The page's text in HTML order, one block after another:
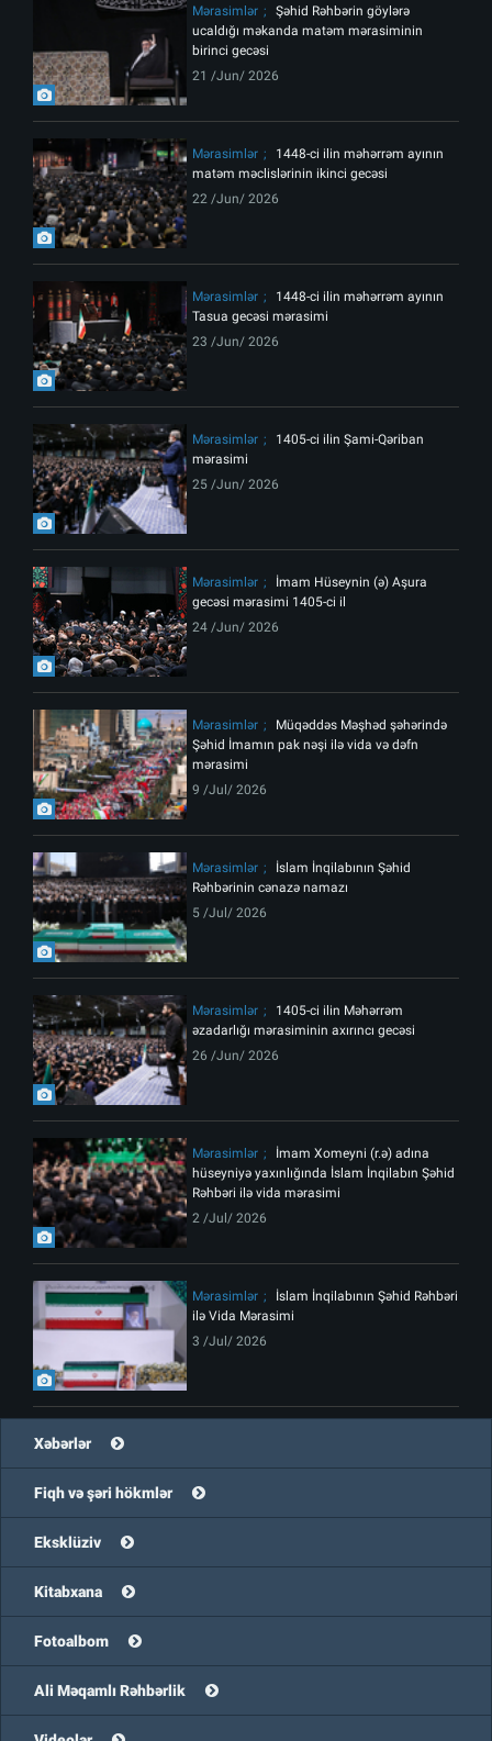
Mərasimlər
Şəhid Rəhbərin göylərə
ucaldığı məkanda matəm mərasiminin
birinci gecəsi
21 /Jun/ 2026
Mərasimlər
1448-ci ilin məhərrəm ayının
matəm məclislərinin ikinci gecəsi
22 /Jun/ 2026
Mərasimlər
1448-ci ilin məhərrəm ayının
Tasua gecəsi mərasimi
23 /Jun/ 2026
Mərasimlər
1405-ci ilin Şami-Qəriban
mərasimi
25 /Jun/ 2026
Mərasimlər
İmam Hüseynin (ə) Aşura
gecəsi mərasimi 1405-ci il
24 /Jun/ 2026
Mərasimlər
Müqəddəs Məşhəd şəhərində
Şəhid İmamın pak nəşi ilə vida və dəfn
mərasimi
9 /Jul/ 2026
Mərasimlər
İslam İnqilabının Şəhid
Rəhbərinin cənazə namazı
5 /Jul/ 2026
Mərasimlər
1405-ci ilin Məhərrəm
əzadarlığı mərasiminin axırıncı gecəsi
26 /Jun/ 2026
Mərasimlər
İmam Xomeyni (r.ə) adına
hüseyniyə yaxınlığında İslam İnqilabın Şəhid
Rəhbəri ilə vida mərasimi
2 /Jul/ 2026
Mərasimlər
İslam İnqilabının Şəhid Rəhbəri
ilə Vida Mərasimi
3 /Jul/ 2026
Xəbərlər
Fiqh və şəri hökmlər
Eksklüziv
Kitabxana
Fotoalbom
Ali Məqamlı Rəhbərlik